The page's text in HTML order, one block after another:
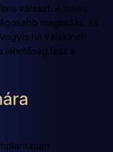
választ. A teljes
megoldás, és
ha valakinek
lehetőség lesz a